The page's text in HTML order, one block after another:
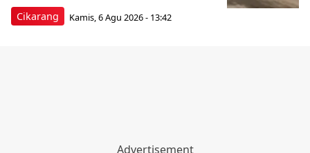
Cikarang Kamis, 6 Agu 2026 - 13:42